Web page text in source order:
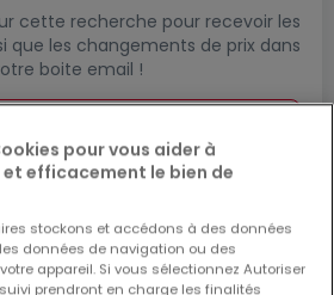
cette recherche pour recevoir les
que les changements de prix dans
boite email !
location à proximité
à Flatzbour
pour vous aider à
efficacement le bien de
stockons et accédons à des données
données de navigation ou des
appareil. Si vous sélectionnez Autoriser
prendront en charge les finalités